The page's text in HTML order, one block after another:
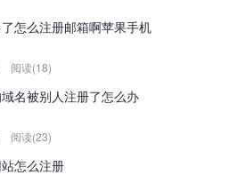
怎么注册邮箱啊苹果手机
阅读(18)
名被别人注册了怎么办
阅读(23)
怎么注册